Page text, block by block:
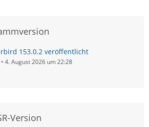
153.0.2 veröffentlicht
4. August 2026 um 22:28
Version